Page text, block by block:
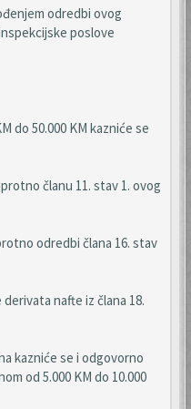
odredbi ovog
poslove
do 50.000 KM kazniće se
članu 11. stav 1. ovog
odredbi člana 16. stav
nafte iz člana 18.
kazniće se i odgovorno
od 5.000 KM do 10.000